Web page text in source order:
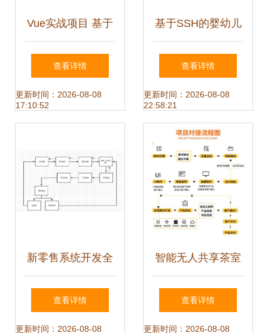
Vue实战项目 基于
Element UI的电商
后台管理系统——
数开发全解析
查看详情
更新时间：2026-08-08
17:10:52
基于SSH的婴幼儿
产品销售系统的开
发与设计
查看详情
更新时间：2026-08-08
22:58:21
新零售系统开发全
流程解析 从战略到
运维的程序与系统
查看详情
更新时间：2026-08-08
智能无人共享茶室
软硬件一体化与多
端平台开发全解析
查看详情
更新时间：2026-08-08